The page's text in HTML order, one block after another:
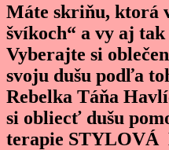
Máte skriňu, ktorá
švíkoch“ a vy aj tak
Vyberajte si
svoju dušu podľa
Rebelka Táňa
si obliecť dušu
terapie STYLOVÁ